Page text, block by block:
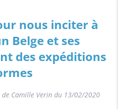
nous inciter à
Belge et ses
des expéditions
Camille Verin du 13/02/2020